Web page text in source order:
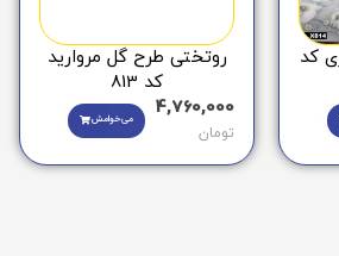
کد
روتختی طرح گل مروارید
کد 813
4,760,000
تومان
می‌خوامش